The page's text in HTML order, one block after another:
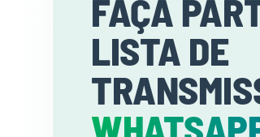
FAÇA
LISTA DE